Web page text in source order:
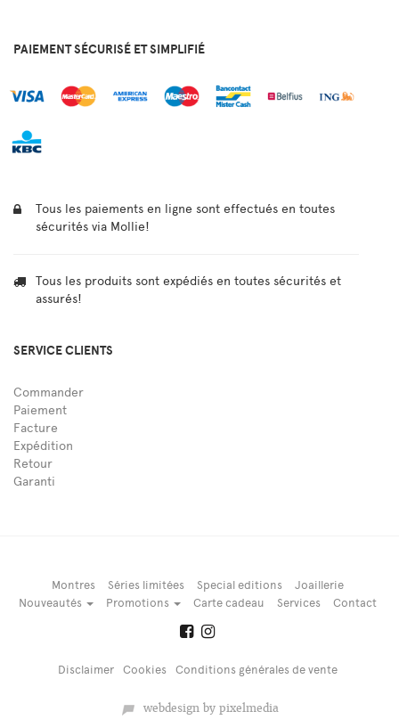
PAIEMENT SÉCURISÉ ET SIMPLIFIÉ
Tous les paiements en ligne sont effectués en toutes
sécurités via Mollie!
Tous les produits sont expédiés en toutes sécurités et
assurés!
SERVICE CLIENTS
Commander
Paiement
Facture
Expédition
Retour
Garanti
Montres Séries limitées Special editions
Joaillerie
Nouveautés
Promotions Carte cadeau Services Contact
Disclaimer Cookies Conditions générales de vente
webdesign by pixelmedia